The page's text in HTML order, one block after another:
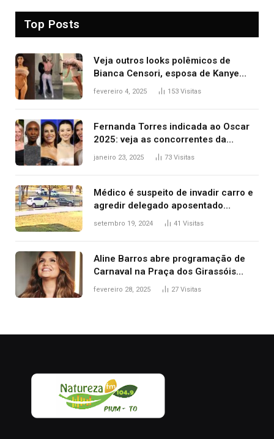
Top Posts
Veja outros looks polêmicos de
Bianca Censori, esposa de Kanye
West que apareceu nua no Grammy
fevereiro 4, 2025 153 Visitas
Fernanda Torres indicada ao Oscar
2025: veja as concorrentes da
brasileira a melhor atriz
janeiro 23, 2025 73 Visitas
Médico é suspeito de invadir carro e
agredir delegado aposentado
durante confusão no trânsito
setembro 19, 2024 41 Visitas
Aline Barros abre programação de
Carnaval na Praça dos Girassóis
nesta sexta-feira, em Palmas
fevereiro 28, 2025 27 Visitas